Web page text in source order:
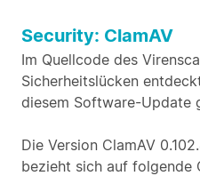
Security: ClamAV
Im Quellcode des
Sicherheitslücken
diesem Software-Update
Die Version ClamAV
bezieht sich auf folgende